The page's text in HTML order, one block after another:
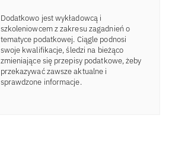
Dodatkowo jest wykładowcą i
szkoleniowcem z zakresu zagadnień o
tematyce podatkowej. Ciągle podnosi
swoje kwalifikacje, śledzi na bieżąco
zmieniające się przepisy podatkowe, żeby
przekazywać zawsze aktualne i
sprawdzone informacje.